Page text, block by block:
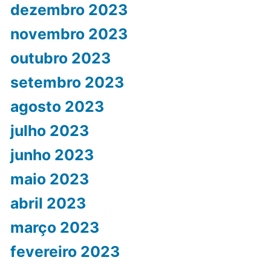
dezembro 2023
novembro 2023
outubro 2023
setembro 2023
agosto 2023
julho 2023
junho 2023
maio 2023
abril 2023
março 2023
fevereiro 2023